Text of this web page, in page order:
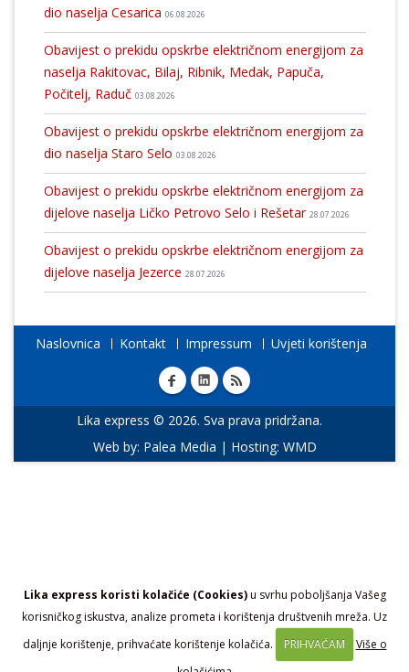
Lika express koristi kolačiće (Cookies)u svrhu poboljšanja Vašeg
korisničkog iskustva, analize prometa i korištenja društvenih mreža. Uz
daljnje korištenje, prihvaćate korištenje kolačića.
PRIHVAĆAM
Više o
dio naselja Cesarica 06.08.2026
Obavijest o prekidu opskrbe električnom energijom za
naselja Rakitovac, Bilaj, Ribnik, Medak, Papuča,
Počitelj, Raduč 03.08.2026
Obavijest o prekidu opskrbe električnom energijom za
dio naselja Staro Selo 03.08.2026
Obavijest o prekidu opskrbe električnom energijom za
dijelove naselja Ličko Petrovo Selo i Rešetar 28.07.2026
Obavijest o prekidu opskrbe električnom energijom za
dijelove naselja Jezerce 28.07.2026
Naslovnica Kontakt Impressum Uvjeti korištenja
Lika express © 2026. Sva prava pridržana.
Web by: Palea Media | Hosting: WMD